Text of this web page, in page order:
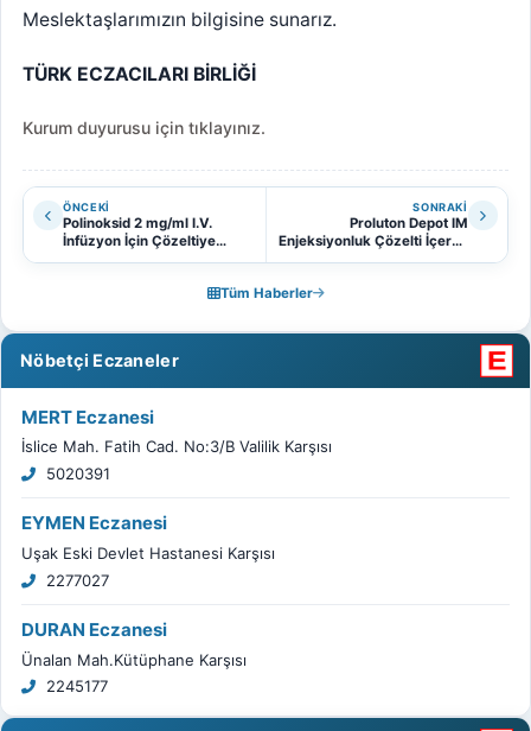
Meslektaşlarımızın bilgisine sunarız.
TÜRK ECZACILARI BİRLİĞİ
Kurum duyurusu için tıklayınız.
ÖNCEKI
Polinoksid 2 mg/ml I.V.
İnfüzyon İçin Çözeltiye
Uygulanan İlaç Geri Çekme
SONRAKI
Proluton Depot IM
Enjeksiyonluk Çözelti İçeren
Ampul ve Lugesro
Uygulanan İlaç Geri Çekme
Tüm Haberler
Nöbetçi Eczaneler
MERT Eczanesi
İslice Mah. Fatih Cad. No:3/B Valilik Karşısı
5020391
EYMEN Eczanesi
Uşak Eski Devlet Hastanesi Karşısı
2277027
DURAN Eczanesi
Ünalan Mah.Kütüphane Karşısı
2245177